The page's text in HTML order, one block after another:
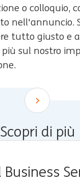
o colloquio,
nell'annuncio.
tutto giusto e
più sul nostro
Scroll down
Scopri di più